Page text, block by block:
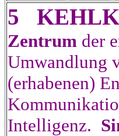
5
Zentrum der
Umwandlung
(erhabenen)
Intelligenz.